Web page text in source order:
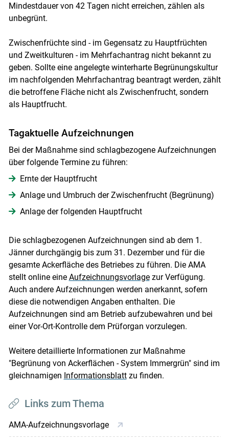
Mindestdauer von 42 Tagen nicht erreichen, zählen als
unbegrünt.
Zwischenfrüchte sind - im Gegensatz zu Hauptfrüchten
und Zweitkulturen - im Mehrfachantrag nicht bekannt zu
geben. Sollte eine angelegte winterharte Begrünungskultur
im nachfolgenden Mehrfachantrag beantragt werden, zählt
die betroffene Fläche nicht als Zwischenfrucht, sondern
als Hauptfrucht.
Tagaktuelle Aufzeichnungen
Bei der Maßnahme sind schlagbezogene Aufzeichnungen
über folgende Termine zu führen:
Ernte der Hauptfrucht
Anlage und Umbruch der Zwischenfrucht (Begrünung)
Anlage der folgenden Hauptfrucht
Die schlagbezogenen Aufzeichnungen sind ab dem 1.
Jänner durchgängig bis zum 31. Dezember und für die
gesamte Ackerfläche des Betriebes zu führen. Die AMA
stellt online eine Aufzeichnungsvorlagezur Verfügung.
Auch andere Aufzeichnungen werden anerkannt, sofern
diese die notwendigen Angaben enthalten. Die
Aufzeichnungen sind am Betrieb aufzubewahren und bei
einer Vor-Ort-Kontrolle dem Prüforgan vorzulegen.
Weitere detaillierte Informationen zur Maßnahme
"Begrünung von Ackerflächen - System Immergrün" sind im
gleichnamigen Informationsblattzu finden.
Links zum Thema
AMA-Aufzeichnungsvorlage